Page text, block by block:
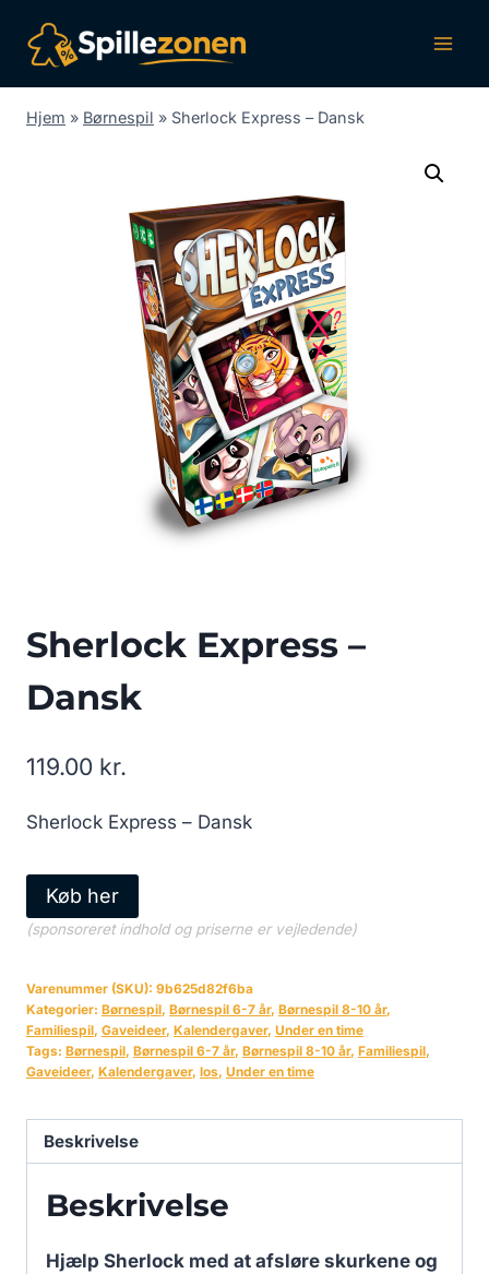
indhold
Hjem » Børnespil » Sherlock Express – Dansk
Sherlock Express –
Dansk
119.00 kr.
Sherlock Express – Dansk
Køb her
(sponsoreret indhold og priserne er vejledende)
Varenummer (SKU): 9b625d82f6ba
Kategorier: Børnespil, Børnespil 6-7 år, Børnespil 8-10 år,
Familiespil, Gaveideer, Kalendergaver, Under en time
Tags: Børnespil, Børnespil 6-7 år, Børnespil 8-10 år, Familiespil,
Gaveideer, Kalendergaver, los, Under en time
Beskrivelse
Beskrivelse
Hjælp Sherlock med at afsløre skurkene og